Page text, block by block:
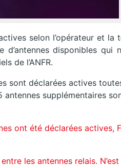
selon l’opérateur et la
disponibles qui
de l’ANFR.
sont déclarées actives
antennes supplémentaires
ont été déclarées actives,
les antennes relais.